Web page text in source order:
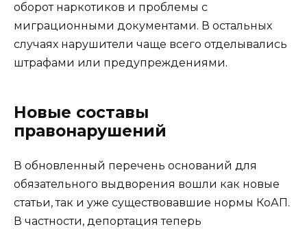
оборот наркотиков и проблемы с
миграционными документами. В остальных
случаях нарушители чаще всего отделывались
штрафами или предупреждениями.
Новые составы
правонарушений
В обновленный перечень оснований для
обязательного выдворения вошли как новые
статьи, так и уже существовавшие нормы КоАП.
В частности, депортация теперь